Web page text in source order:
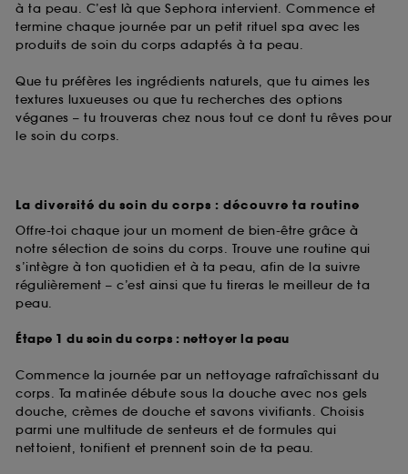
à ta peau. C’est là que Sephora intervient. Commence et
termine chaque journée par un petit rituel spa avec les
produits de soin du corps adaptés à ta peau.
Que tu préfères les ingrédients naturels, que tu aimes les
textures luxueuses ou que tu recherches des options
véganes – tu trouveras chez nous tout ce dont tu rêves pour
le soin du corps.
La diversité du soin du corps : découvre ta routine
Offre-toi chaque jour un moment de bien-être grâce à
notre sélection de soins du corps. Trouve une routine qui
s’intègre à ton quotidien et à ta peau, afin de la suivre
régulièrement – c’est ainsi que tu tireras le meilleur de ta
peau.
Étape 1 du soin du corps : nettoyer la peau
Commence la journée par un nettoyage rafraîchissant du
corps. Ta matinée débute sous la douche avec nos gels
douche, crèmes de douche et savons vivifiants. Choisis
parmi une multitude de senteurs et de formules qui
nettoient, tonifient et prennent soin de ta peau.